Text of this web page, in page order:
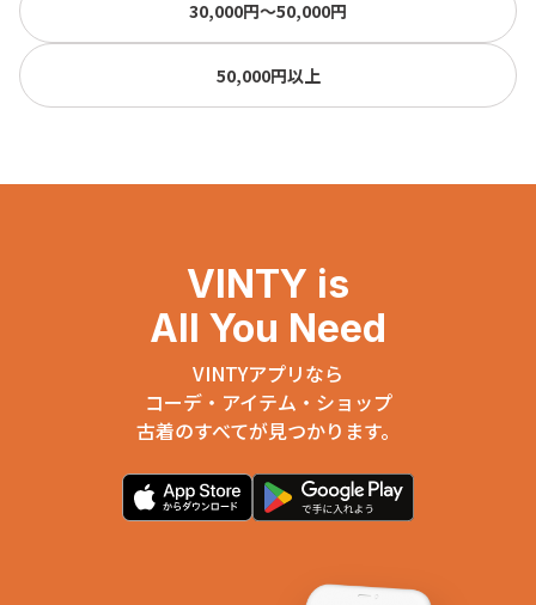
30,000円〜50,000円
50,000円以上
VINTY is
All You Need
VINTYアプリなら
コーデ・アイテム・ショップ
古着のすべてが見つかります。